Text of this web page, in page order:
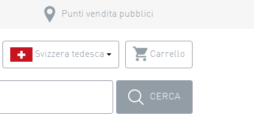
Punti vendita pubblici
Svizzera tedesca Carrello
CERCA